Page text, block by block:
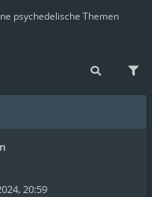
psychedelische Themen
20:59